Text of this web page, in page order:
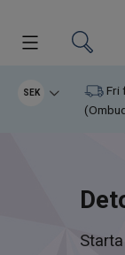
Kampanjer
SEK
Fri